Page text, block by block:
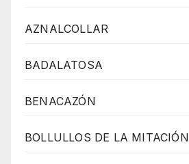
AZNALCOLLAR
BADALATOSA
BENACAZÓN
BOLLULLOS DE LA MITACIÓN